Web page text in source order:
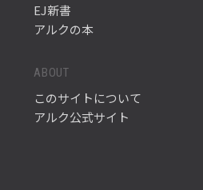
EJ新書
アルクの本
ABOUT
このサイトについて
アルク公式サイト